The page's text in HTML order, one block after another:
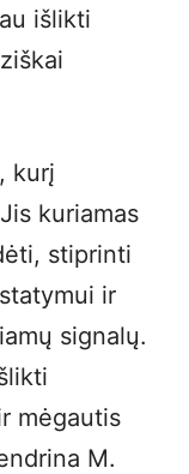
išlikti
kurį
kuriamas
stiprinti
ir
signalų.
mėgautis
M.